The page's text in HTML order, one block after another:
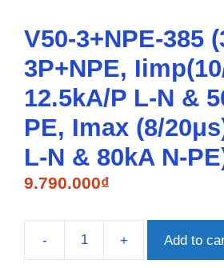
V50-3+NPE-385
3P+NPE,
12.5kA/P L-N &
PE, Imax (8/
L-N & 80kA N-
9.790.000₫
-
V50-
+ Add to